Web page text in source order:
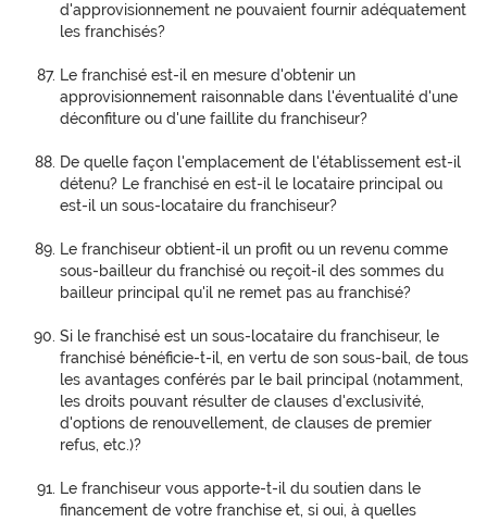
d'approvisionnement ne pouvaient fournir adéquatement
les franchisés?
Le franchisé est-il en mesure d'obtenir un
approvisionnement raisonnable dans l'éventualité d'une
déconfiture ou d'une faillite du franchiseur?
De quelle façon l'emplacement de l'établissement est-il
détenu? Le franchisé en est-il le locataire principal ou
est-il un sous-locataire du franchiseur?
Le franchiseur obtient-il un profit ou un revenu comme
sous-bailleur du franchisé ou reçoit-il des sommes du
bailleur principal qu'il ne remet pas au franchisé?
Si le franchisé est un sous-locataire du franchiseur, le
franchisé bénéficie-t-il, en vertu de son sous-bail, de tous
les avantages conférés par le bail principal (notamment,
les droits pouvant résulter de clauses d'exclusivité,
d'options de renouvellement, de clauses de premier
refus, etc.)?
Le franchiseur vous apporte-t-il du soutien dans le
financement de votre franchise et, si oui, à quelles